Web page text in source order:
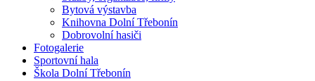
Bytová výstavba
Knihovna Dolní Třebonín
Dobrovolní hasiči
Fotogalerie
Sportovní hala
Škola Dolní Třebonín